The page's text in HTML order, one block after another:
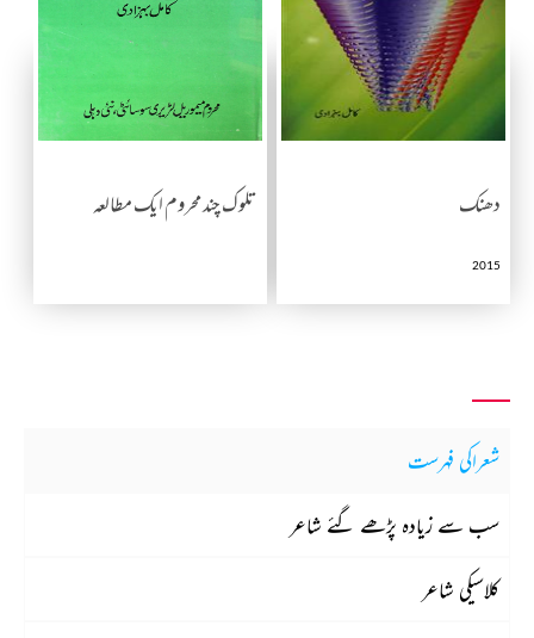
دھنک
2015
تلوک چند محروم ایک مطالعہ
شعراکی فہرست
سب سے زیادہ پڑھے گئے شاعر
کلاسیکی شاعر